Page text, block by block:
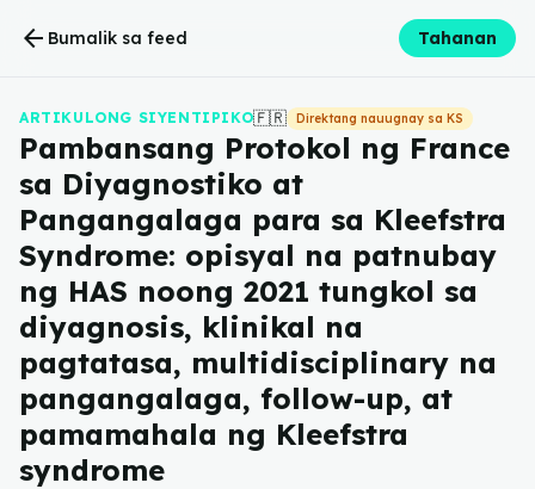
arrow_back Bumalik sa feed Tahanan
ARTIKULONG SIYENTIPIKO🇫🇷 Direktang nauugnay sa KS
Pambansang Protokol ng France
sa Diyagnostiko at
Pangangalaga para sa Kleefstra
Syndrome: opisyal na patnubay
ng HAS noong 2021 tungkol sa
diyagnosis, klinikal na
pagtatasa, multidisciplinary na
pangangalaga, follow-up, at
pamamahala ng Kleefstra
syndrome